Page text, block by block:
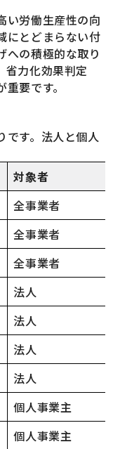
い労働生産性の向
にとどまらない付
への積極的な取り
省力化効果判定
要です。
です。法人と個人
対象者
全事業者
全事業者
全事業者
法人
法人
法人
法人
個人事業主
個人事業主